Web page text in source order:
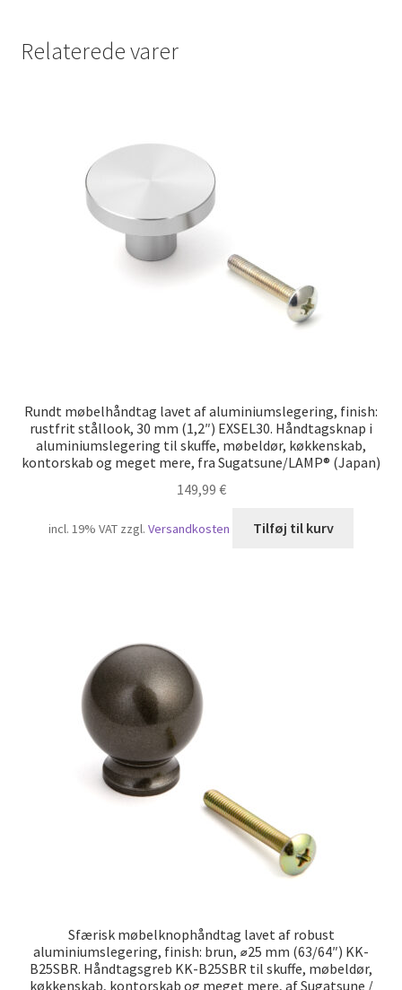
Relaterede varer
Rundt møbelhåndtag lavet af aluminiumslegering, finish:
rustfrit stållook, 30 mm (1,2″) EXSEL30. Håndtagsknap i
aluminiumslegering til skuffe, møbeldør, køkkenskab,
kontorskab og meget mere, fra Sugatsune/LAMP® (Japan)
149,99 €
incl. 19% VAT zzgl. Versandkosten Tilføj til kurv
Sfærisk møbelknophåndtag lavet af robust
aluminiumslegering, finish: brun, ⌀25 mm (63/64″) KK-
B25SBR. Håndtagsgreb KK-B25SBR til skuffe, møbeldør,
køkkenskab, kontorskab og meget mere, af Sugatsune /